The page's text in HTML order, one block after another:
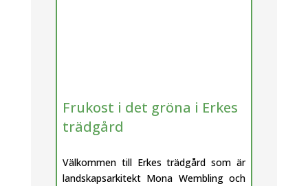
Frukost i det gröna i Erkes
trädgård
Välkommen till Erkes trädgård som är
landskapsarkitekt Mona Wembling och